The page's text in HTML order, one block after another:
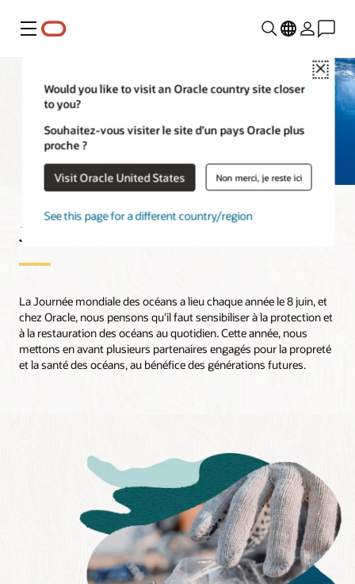
Menu
Close
Would you like to visit an Oracle country site closer
to you?
Souhaitez-vous visiter le site d’un pays Oracle plus
proche ?
Visit Oracle United States Non merci, je reste ici
See this page for a different country/region
Journée mondiale des océans 2022
La Journée mondiale des océans a lieu chaque année le 8 juin, et
chez Oracle, nous pensons qu’il faut sensibiliser à la protection et
à la restauration des océans au quotidien. Cette année, nous
mettons en avant plusieurs partenaires engagés pour la propreté
et la santé des océans, au bénéfice des générations futures.